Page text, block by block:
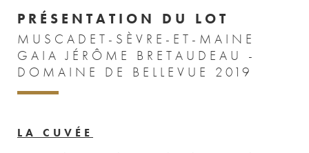
PRÉSENTATION DU LOT
MUSCADET-SÈVRE-ET-MAINE
GAIA JÉRÔME BRETAUDEAU -
DOMAINE DE BELLEVUE 2019
LA CUVÉE